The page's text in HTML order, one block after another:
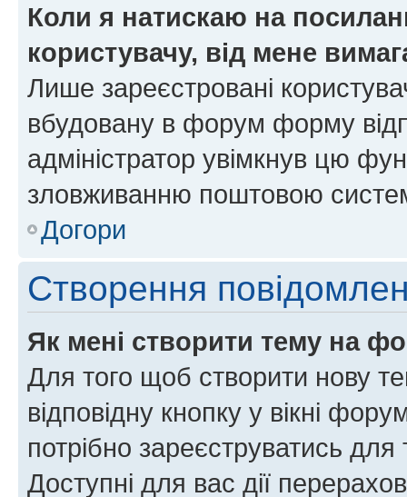
Коли я натискаю на
користувачу, від мене
Лише зареєстровані
вбудовану в форум форму
адміністратор увімкнув цю
зловживанню поштовою
Догори
Створення
Як мені створити тему на
Для того щоб створити нову
відповідну кнопку у вікні
потрібно зареєструватись
Доступні для вас дії